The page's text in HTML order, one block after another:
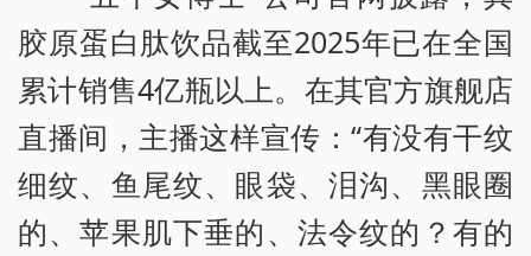
胶原蛋白肽饮品截至2025年已在全国
累计销售4亿瓶以上。在其官方旗舰店
直播间，主播这样宣传：“有没有干纹
细纹、鱼尾纹、眼袋、泪沟、黑眼圈
的、苹果肌下垂的、法令纹的？有的